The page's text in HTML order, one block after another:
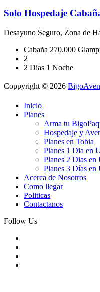
Solo Hospedaje
Desayuno Seguro, Zona de
Cabaña 270.000
2
2 Dias 1 Noche
Coppyright © 2026
Inicio
Planes
Arma tu
Hospedaje y
Planes en Tobia
Planes 1 Dia en
Planes 2 Dias en
Planes 3 Días en
Acerca de Nosotros
Como llegar
Politicas
Contactanos
Follow Us